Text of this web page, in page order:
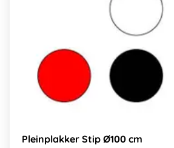
Pleinplakker Stip Ø100 cm